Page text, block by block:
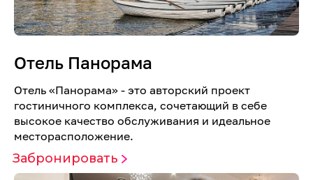
Отель Панорама
Отель «Панорама» - это авторский проект
гостиничного комплекса, сочетающий в себе
высокое качество обслуживания и идеальное
месторасположение.
Забронировать